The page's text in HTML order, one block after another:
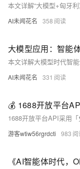
AI未闻花名 358
AI未闻花名 331
游客wtiw56rgrdcti 983
《AI智能体时代，